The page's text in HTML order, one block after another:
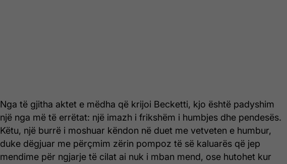
Nga të gjitha aktet e mëdha që krijoi Becketti, kjo është padyshim
një nga më të errëtat: një imazh i frikshëm i humbjes dhe pendesës.
Këtu, një burrë i moshuar këndon në duet me vetveten e humbur,
duke dëgjuar me përçmim zërin pompoz të së kaluarës që jep
mendime për ngjarje të cilat ai nuk i mban mend, ose hutohet kur